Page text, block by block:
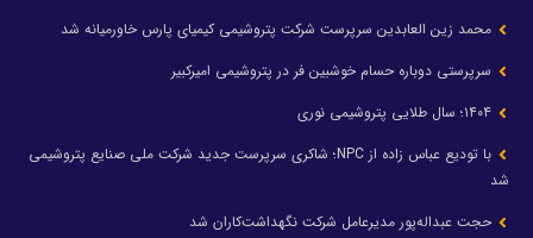
محمد زین العابدین سرپرست شرکت پتروشیمی کیمیای پارس خاورمیانه شد
سرپرستی دوباره حسام خوشبین فر در پتروشیمی امیرکبیر
با تودیع عباس زاده از NPC؛ شاکری سرپرست جدید شرکت ملی صنایع پتروشیمی
شد
حجت عبداله‌پور مدیرعامل شرکت نگهداشت‌کاران شد